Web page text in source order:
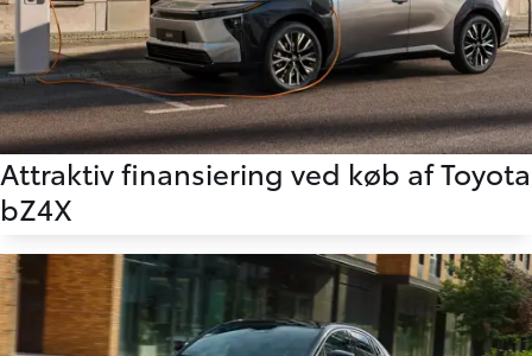
Attraktiv finansiering ved køb af Toyota
bZ4X